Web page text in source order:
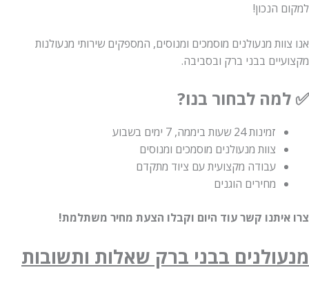
למקום הנכון!
אנו צוות מנעולנים מוסמכים ומנוסים, המספקים שירותי מנעולנות
מקצועיים בבני ברק ובסביבה.
✅ למה לבחור בנו?
זמינות 24 שעות ביממה, 7 ימים בשבוע
צוות מנעולנים מוסמכים ומנוסים
עבודה מקצועית עם ציוד מתקדם
מחירים הוגנים
צרו איתנו קשר עוד היום וקבלו הצעת מחיר משתלמת!
מנעולנים בבני ברק שאלות ותשובות